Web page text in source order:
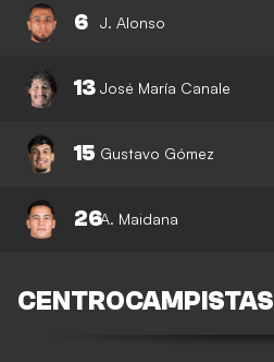
6 J. Alonso
13 José María Canale
15 Gustavo Gómez
26A. Maidana
CENTROCAMPISTAS